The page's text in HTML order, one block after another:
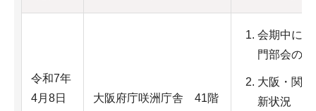
令和7年
4月8日
大阪府庁咲洲庁舎 41階
会期中に
門部会の
大阪・関
新状況